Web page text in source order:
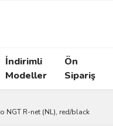
İndirimli
Modeller
Ön
Sipariş
NGT R-net (NL), red/black